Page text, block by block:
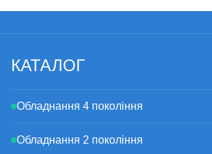
КАТАЛОГ
Обладнання 4 покоління
Обладнання 2 покоління